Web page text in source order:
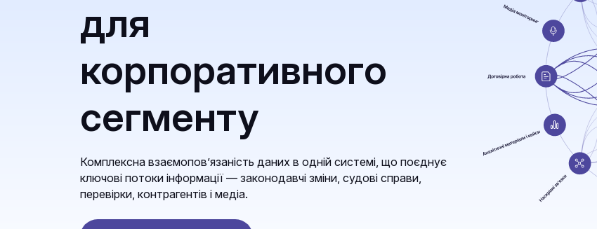
для
корпоративного
сегменту
Комплексна взаємопов’язаність даних в одній системі, що поєднує
ключові потоки інформації — законодавчі зміни, судові справи,
перевірки, контрагентів і медіа.